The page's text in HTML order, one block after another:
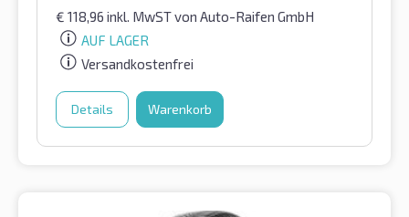
€ 118,96 inkl. MwSTvon Auto-Raifen GmbH
AUF LAGER
Versandkostenfrei
Details Warenkorb